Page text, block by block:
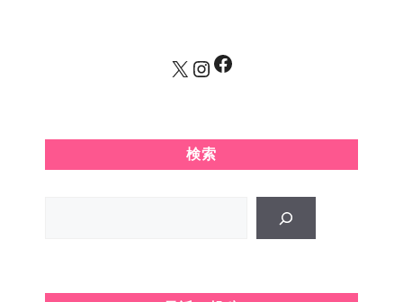
X Instagram
Facebook
検索